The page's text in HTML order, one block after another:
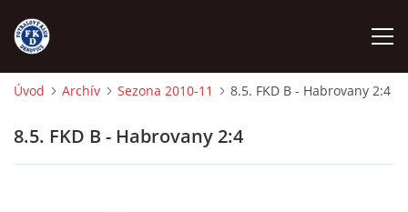
NÁBOR
Úvod Archív Sezona 2010-11 8.5. FKD B - Habrovany 2:4
8.5. FKD B - Habrovany 2:4